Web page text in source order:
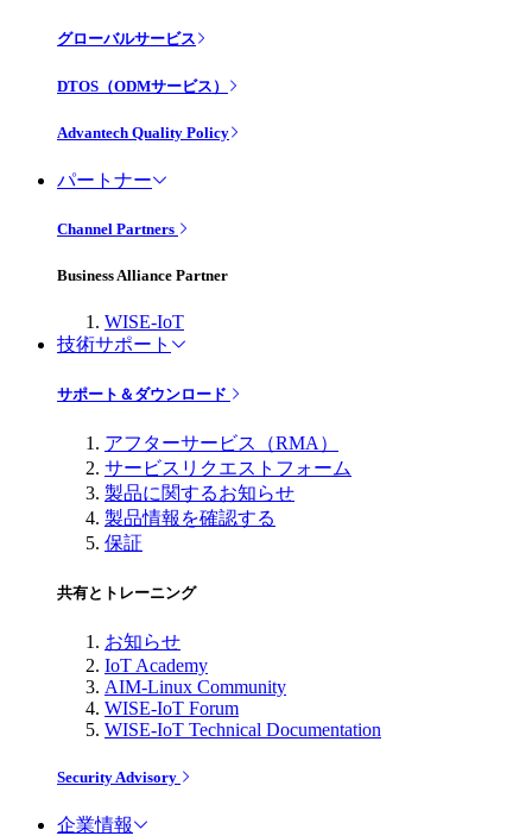
グローバルサービス
DTOS（ODMサービス）
Advantech Quality Policy
パートナー
Channel Partners
Business Alliance Partner
WISE-IoT
技術サポート
サポート＆ダウンロード
アフターサービス（RMA）
サービスリクエストフォーム
製品に関するお知らせ
製品情報を確認する
保証
共有とトレーニング
お知らせ
IoT Academy
AIM-Linux Community
WISE-IoT Forum
WISE-IoT Technical Documentation
Security Advisory
企業情報